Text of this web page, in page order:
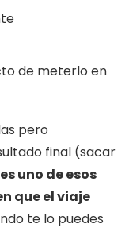
de meterlo en
pero
final (sacar
es uno de esos
que el viaje
te lo puedes